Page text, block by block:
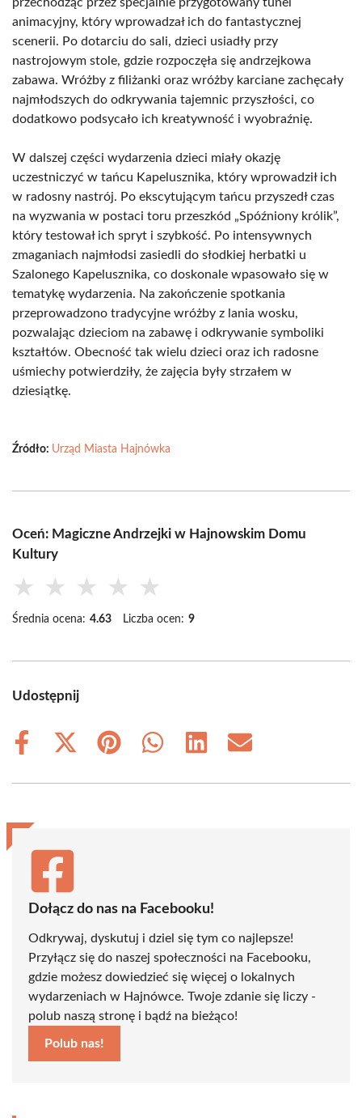
animacyjny, który wprowadzał ich do fantastycznej
scenerii. Po dotarciu do sali, dzieci usiadły przy
nastrojowym stole, gdzie rozpoczęła się andrzejkowa
zabawa. Wróżby z filiżanki oraz wróżby karciane zachęcały
najmłodszych do odkrywania tajemnic przyszłości, co
dodatkowo podsycało ich kreatywność i wyobraźnię.
W dalszej części wydarzenia dzieci miały okazję
uczestniczyć w tańcu Kapelusznika, który wprowadził ich
w radosny nastrój. Po ekscytującym tańcu przyszedł czas
na wyzwania w postaci toru przeszkód „Spóźniony królik”,
który testował ich spryt i szybkość. Po intensywnych
zmaganiach najmłodsi zasiedli do słodkiej herbatki u
Szalonego Kapelusznika, co doskonale wpasowało się w
tematykę wydarzenia. Na zakończenie spotkania
przeprowadzono tradycyjne wróżby z lania wosku,
pozwalając dzieciom na zabawę i odkrywanie symboliki
kształtów. Obecność tak wielu dzieci oraz ich radosne
uśmiechy potwierdziły, że zajęcia były strzałem w
dziesiątkę.
Źródło: Urząd Miasta Hajnówka
Oceń: Magiczne Andrzejki w Hajnowskim Domu
Kultury
★ ★ ★ ★ ★
Średnia ocena: 4.63 Liczba ocen: 9
Udostępnij
Share
Share
(Twitter)
Share
Share
Share
Share
Dołącz do nas na Facebooku!
Odkrywaj, dyskutuj i dziel się tym co najlepsze!
Przyłącz się do naszej społeczności na Facebooku,
gdzie możesz dowiedzieć się więcej o lokalnych
wydarzeniach w Hajnówce. Twoje zdanie się liczy -
polub naszą stronę i bądź na bieżąco!
Polub nas!